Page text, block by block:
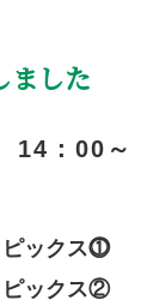
ました
14：00～
ピックス⓵
ピックス②